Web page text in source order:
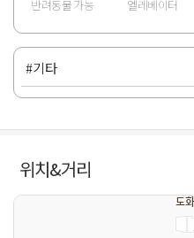
반려동물 가능 엘레베이터
#기타
위치&거리